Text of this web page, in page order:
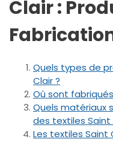
Clair :
Quels types de
Clair ?
Où sont
Quels matériaux
des textiles Saint
Les textiles